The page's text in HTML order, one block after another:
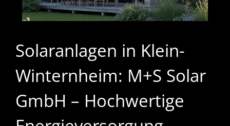
Solaranlagen in Klein-
Winternheim: M+S Solar
GmbH – Hochwertige